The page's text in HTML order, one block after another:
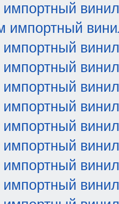
винил
импортный
винил
винил
винил
винил
винил
винил
винил
винил